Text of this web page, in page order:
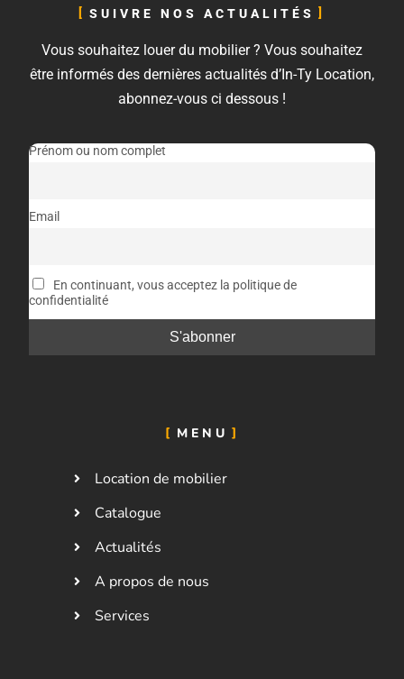
SUIVRE NOS ACTUALITÉS
Vous souhaitez louer du mobilier ? Vous souhaitez
être informés des dernières actualités d’In-Ty Location,
abonnez-vous ci dessous !
Prénom ou nom complet
Email
En continuant, vous acceptez la politique de
confidentialité
MENU
Location de mobilier
Catalogue
Actualités
A propos de nous
Services